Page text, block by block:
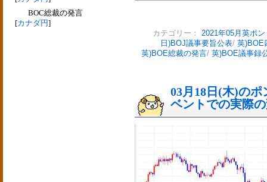
BOC総裁の発言
[カナダ円]
カテゴリー： 2021年05月英ポン
日)BOJ議事要旨公表/ 英)BOE
英)BOE総裁の発言/ 英)BOE議事録
03月18日(木)の
ベントでの実際